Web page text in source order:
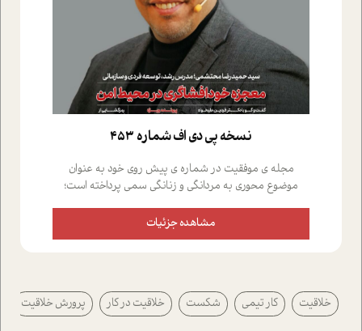
نسخه پي دي اف شماره 453
مجله ی موفقیت در شماره ی پیش روی خود به عنوان
موضوع محوری به مردانگی و زنانگی سمی پرداخته است؛
علیخواه، جامعه شناس در بخش های مختلف تلاش کرده ایم
از دریچه های گوناگون به این موضوع مهم بپردازیم.فصل
پیرامون آن آشنا می کند.در بخش دو فنجان داغ به سراغ افرادی
رفته ایم که موفقیت را در عمل به اثبات رسانده اند؛ سید
حمیدرضا محتشمی که بیست و پنجمین سال فعالیت حرفه
مشاهده جزئیات
خلاقیت کار تیمی شکست خلاقیت در کار پرورش خلاقیت